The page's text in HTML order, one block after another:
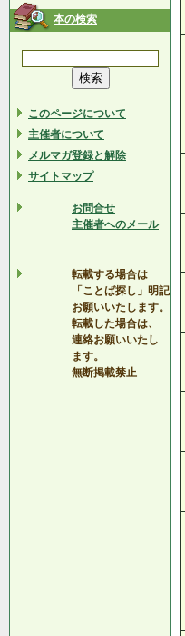
本の検索
このページについて
主催者について
メルマガ登録と解除
サイトマップ
お問合せ
主催者へのメール
転載する場合は
「ことば探し」明記
お願いいたします。
転載した場合は、
連絡お願いいたし
ます。
無断掲載禁止